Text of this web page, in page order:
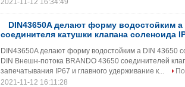
2021-11-12 16:34:49
DIN43650A делают форму водостойким a
соединителя катушки клапана соленоида
DIN43650A делают форму водостойким a DIN 43650
DIN Внешн-потока BRANDO 43650 соединителей
запечатывания IP67 и главного удерживание к...
2021-11-12 16:11:28